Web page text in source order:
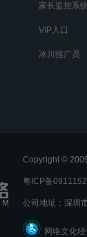
家长监控系
VIP入口
冰川推广员
Copyright ©
粤ICP备
公司地址：深圳
网络文化